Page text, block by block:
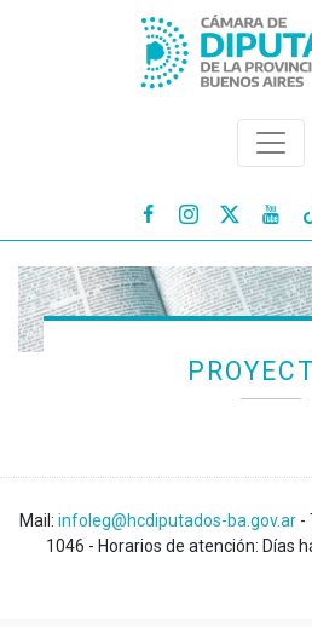
 
Mail: infoleg@hcdiputados-ba.gov.ar -
1046 - Horarios de atención: Días